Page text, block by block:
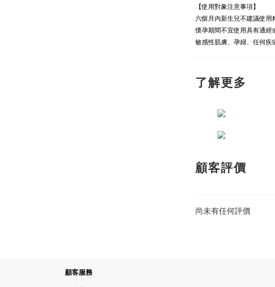
【使用對象注意事項】
六個月內新生兒不建議使
懷孕期間不宜使用具有通經
敏感性肌膚、孕婦、任何疾
了解更多
顧客評價
尚未有任何評價
顧客服務